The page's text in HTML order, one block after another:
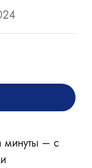
минуты – с